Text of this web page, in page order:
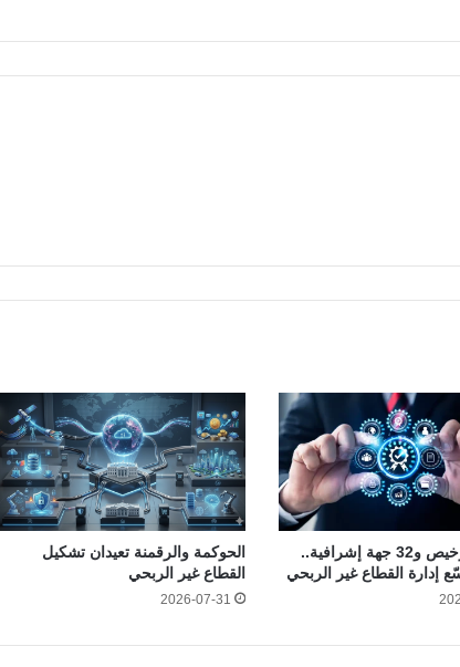
16 ألف ترخيص و32 جهة إشرافية..
إدارة القطاع غير الربحي
الحوكمة والرقمنة تعيدان تشكيل
القطاع غير الربحي
2026-07-31